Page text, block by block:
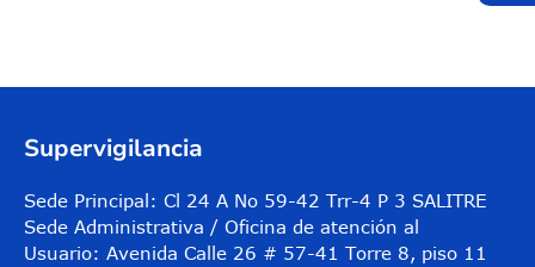
Supervigilancia
Sede Principal: Cl 24 A No 59-42 Trr-4 P 3 SALITRE
Sede Administrativa / Oficina de atención al
Usuario: Avenida Calle 26 # 57-41 Torre 8, piso 11